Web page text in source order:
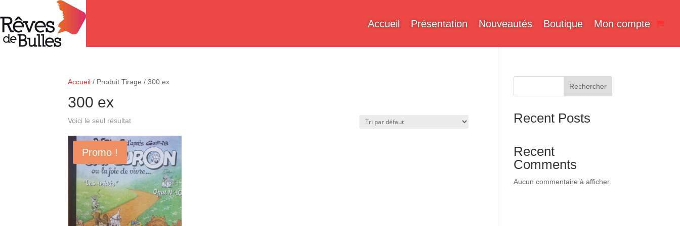
Accueil Présentation Nouveautés Boutique Mon compte
Accueil / Produit Tirage / 300 ex
300 ex
Voici le seul résultat
Promo !
Rechercher
Recent Posts
Recent
Comments
Aucun commentaire à afficher.